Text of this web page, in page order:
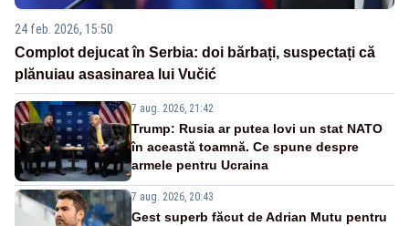
24 feb. 2026, 15:50
Complot dejucat în Serbia: doi bărbați, suspectați că
plănuiau asasinarea lui Vučić
7 aug. 2026, 21:42
Trump: Rusia ar putea lovi un stat NATO
în această toamnă. Ce spune despre
armele pentru Ucraina
7 aug. 2026, 20:43
Gest superb făcut de Adrian Mutu pentru